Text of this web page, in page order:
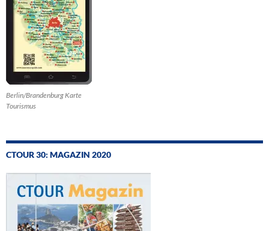
Berlin/Brandenburg Karte
Tourismus
CTOUR 30: MAGAZIN 2020